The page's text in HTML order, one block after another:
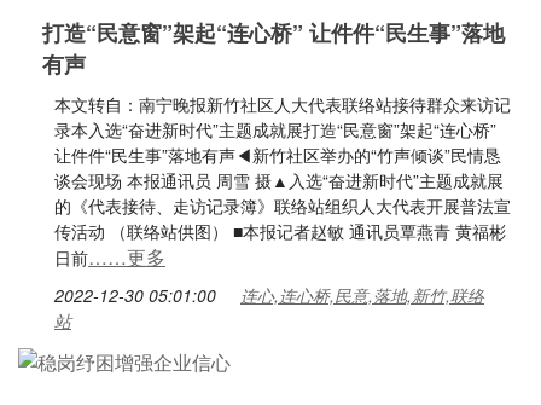
打造“民意窗”架起“连心桥” 让件件“民生事”落地
有声
本文转自：南宁晚报新竹社区人大代表联络站接待群众来访记
录本入选“奋进新时代”主题成就展打造“民意窗”架起“连心桥”
让件件“民生事”落地有声◀新竹社区举办的“竹声倾谈”民情恳
谈会现场 本报通讯员 周雪 摄▲入选“奋进新时代”主题成就展
的《代表接待、走访记录簿》联络站组织人大代表开展普法宣
传活动 （联络站供图） ■本报记者赵敏 通讯员覃燕青 黄福彬
日前……更多
2022-12-30 05:01:00
连心,连心桥,民意,落地,新竹,联络
站